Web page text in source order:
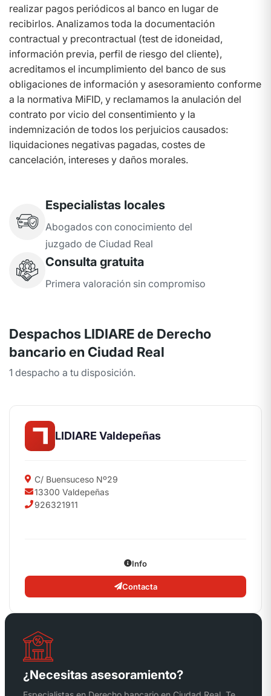
realizar pagos periódicos al banco en lugar de
recibirlos. Analizamos toda la documentación
contractual y precontractual (test de idoneidad,
información previa, perfil de riesgo del cliente),
acreditamos el incumplimiento del banco de sus
obligaciones de información y asesoramiento conforme
a la normativa MiFID, y reclamamos la anulación del
contrato por vicio del consentimiento y la
indemnización de todos los perjuicios causados:
liquidaciones negativas pagadas, costes de
cancelación, intereses y daños morales.
Especialistas locales
Abogados con conocimiento del
juzgado de Ciudad Real
Consulta gratuita
Primera valoración sin compromiso
Despachos LIDIARE de Derecho
bancario en Ciudad Real
1 despacho a tu disposición.
LIDIARE Valdepeñas
C/ Buensuceso Nº29
13300 Valdepeñas
926321911
Info
Contacta
¿Necesitas asesoramiento?